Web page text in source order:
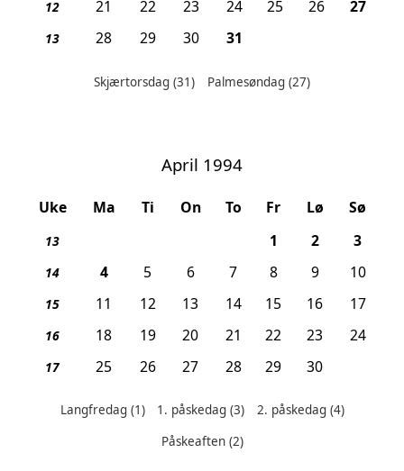
12 21 22 23 24 25 26 27,
13 28 29 30 31
Helligdager denne måneden:
Skjærtorsdag(31) Palmesøndag (27)
April 1994
Uke Ma Ti On To Fr Lø Sø
13 1 , Langfredag
2, 3, 1.
14 4, 2. påskedag
5 6 7 8 9 10
15 11 12 13 14 15 16 17
16 18 19 20 21 22 23 24
17 25 26 27 28 29 30
Helligdager denne måneden:
Langfredag (1) 1. påskedag (3) 2. påskedag (4)
Påskeaften (2)